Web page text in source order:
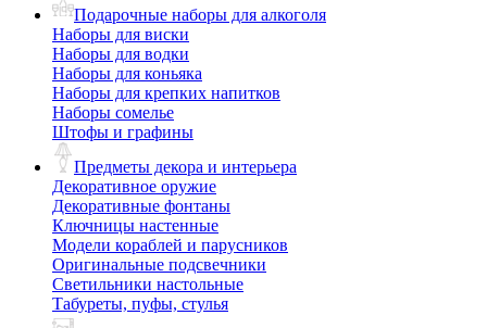
Подарочные наборы для алкоголя
Наборы для виски
Наборы для водки
Наборы для коньяка
Наборы для крепких напитков
Наборы сомелье
Штофы и графины
Предметы декора и интерьера
Декоративное оружие
Декоративные фонтаны
Ключницы настенные
Модели кораблей и парусников
Оригинальные подсвечники
Светильники настольные
Табуреты, пуфы, стулья